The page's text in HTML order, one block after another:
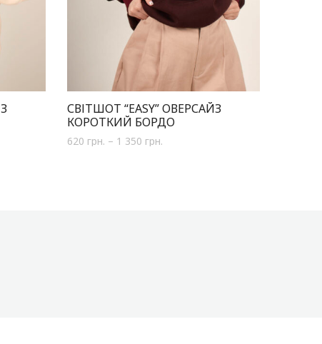
СВІТШОТ “EASY” ОВЕРСАЙЗ
КОРОТКИЙ БОРДО
620 грн. – 1 350 грн.